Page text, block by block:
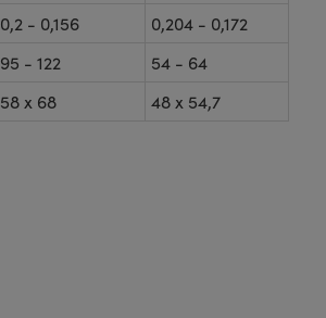
0,2 - 0,156
0,204 - 0,172
95 - 122
54 - 64
58 x 68 48 x 54,7